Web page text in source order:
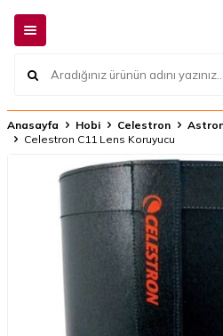
Anasayfa Hobi Celestron
Celestron C11 Lens Koruyucu